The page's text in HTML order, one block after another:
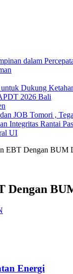
dalam
Dukung
2026 Bali
JOB Tomori ,
Integritas Rantai
UI
EBT Dengan BUM
Dengan
Energi